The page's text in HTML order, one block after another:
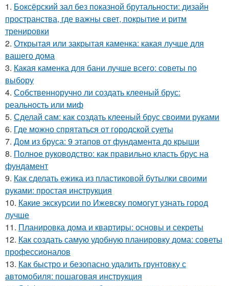
1. Боксёрский зал без показной брутальности: дизайн
пространства, где важны свет, покрытие и ритм
тренировки
2. Открытая или закрытая каменка: какая лучше для
вашего дома
3. Какая каменка для бани лучше всего: советы по
выбору
4. Собственноручно ли создать клееный брус:
реальность или миф
5. Сделай сам: как создать клееный брус своими руками
6. Где можно спрятаться от городской суеты
7. Дом из бруса: 9 этапов от фундамента до крыши
8. Полное руководство: как правильно класть брус на
фундамент
9. Как сделать ежика из пластиковой бутылки своими
руками: простая инструкция
10. Какие экскурсии по Ижевску помогут узнать город
лучше
11. Планировка дома и квартиры: основы и секреты
12. Как создать самую удобную планировку дома: советы
профессионалов
13. Как быстро и безопасно удалить грунтовку с
автомобиля: пошаговая инструкция